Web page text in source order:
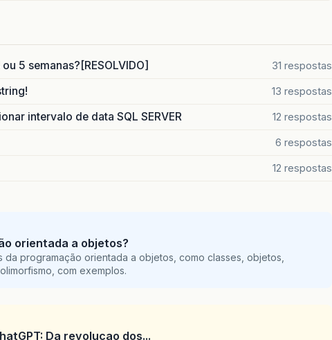
5 semanas?[RESOLVIDO] 31 respostas
13 respostas
intervalo de data SQL SERVER 12 respostas
6 respostas
12 respostas
orientada a objetos?
programação orientada a objetos, como classes, objetos,
com exemplos.
Da revolucao dos...